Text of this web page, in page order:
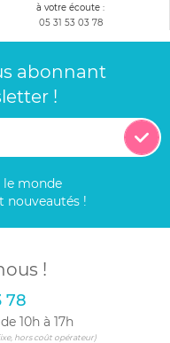
à votre écoute :
05 31 53 03 78
abonnant
!
le monde
nouveautés !
!
78
10h à 17h
hors coût opérateur)